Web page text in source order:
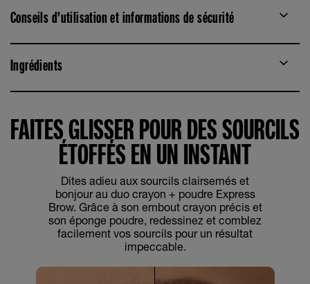
Conseils d’utilisation et informations de sécurité
Ingrédients
FAITES GLISSER POUR DES SOURCILS
ÉTOFFÉS EN UN INSTANT
Dites adieu aux sourcils clairsemés et
bonjour au duo crayon + poudre Express
Brow. Grâce à son embout crayon précis et
son éponge poudre, redessinez et comblez
facilement vos sourcils pour un résultat
impeccable.